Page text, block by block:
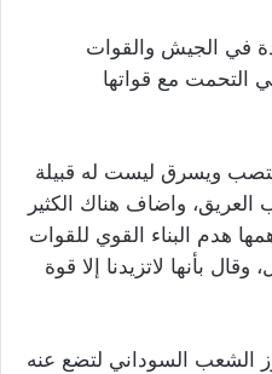
في الجيش والقوات
التحمت مع قواتها
ويسرق ليست له قبيلة
واضاف هناك الكثير
هدم البناء القوي للقوات
دولة ٥٦ والفلول، وقال بأنها لاتزيدنا إلا قوة
الشعب السوداني لتضع عنه